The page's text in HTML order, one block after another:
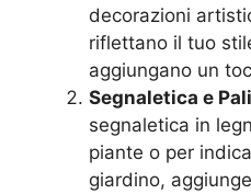
decorazioni
riflettano il tuo
aggiungano un
Segnaletica e
segnaletica in
piante o per
giardino,